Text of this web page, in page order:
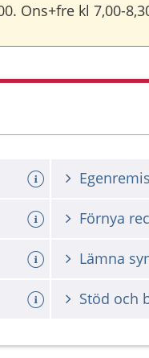
Ons+fre kl 7,00-
Förnya
Lämna
Stöd och